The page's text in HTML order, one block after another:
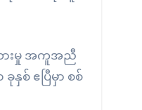
ားမှု အကူအညီ
စ် ဧပြီမှာ စစ်